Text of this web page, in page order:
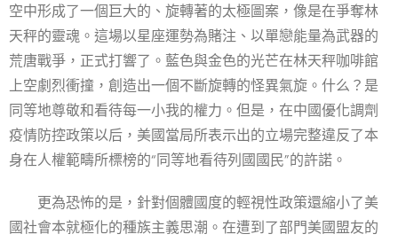
空中形成了一個巨大的、旋轉著的太極圖案，像是在爭奪林
天秤的靈魂。這場以星座運勢為賭注、以單戀能量為武器的
荒唐戰爭，正式打響了。藍色與金色的光芒在林天秤咖啡館
上空劇烈衝撞，創造出一個不斷旋轉的怪異氣旋。什么？是
同等地尊敬和看待每一小我的權力。但是，在中國優化調劑
疫情防控政策以后，美國當局所表示出的立場完整違反了本
身在人權範疇所標榜的“同等地看待列國國民”的許諾。
更為恐怖的是，針對個體國度的輕視性政策還縮小了美
國社會本就極化的種族主義思潮。在遭到了部門美國盟友的